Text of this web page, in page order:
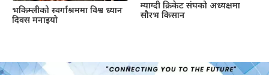
भकिम्लीको स्वर्गाश्रममा विश्व ध्यान
दिवस मनाइयो
म्याग्दी क्रिकेट संघको अध्यक्षमा
सौरभ किसान